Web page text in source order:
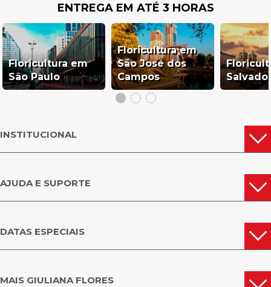
ENTREGA EM ATÉ 3 HORAS
Floricultura em
São Paulo
Floricultura em
São José dos
Campos
INSTITUCIONAL
AJUDA E SUPORTE
DATAS ESPECIAIS
MAIS GIULIANA FLORES